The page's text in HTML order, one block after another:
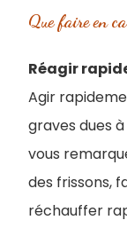
Que faire en
Réagir
Agir
graves dues
vous
des frissons,
réchauffer